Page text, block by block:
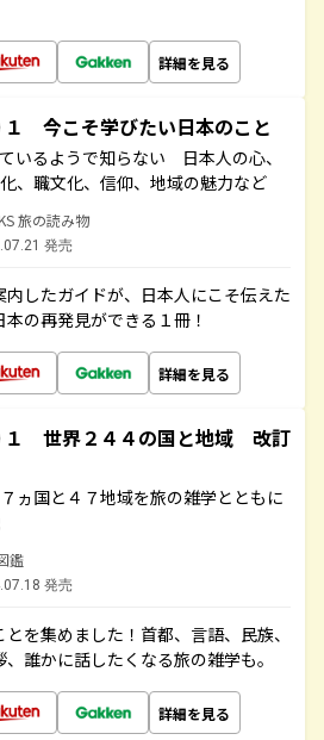
詳細を見る
１ 今こそ学びたい日本のこと
いるようで知らない 日本人の心、
、職文化、信仰、地域の魅力など
旅の読み物
発売
内したガイドが、日本人にこそ伝えた
の再発見ができる１冊！
詳細を見る
１ 世界２４４の国と地域 改訂
ヵ国と４７地域を旅の雑学とともに
鑑
発売
を集めました！首都、言語、民族、
誰かに話したくなる旅の雑学も。
詳細を見る